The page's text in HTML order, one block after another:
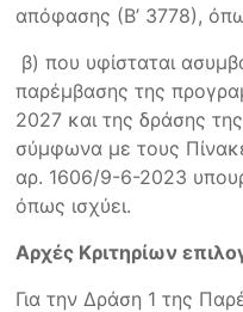
απόφασης (Β’ 3778),
β) που υφίσταται
παρέμβασης της
2027 και της δράσης
σύμφωνα με τους
αρ. 1606/9-6-2023
όπως ισχύει.
Αρχές Κριτηρίων
Για την Δράση 1 της